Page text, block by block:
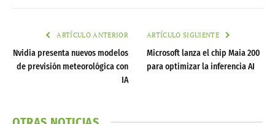
ARTÍCULO ANTERIOR
Nvidia presenta nuevos modelos
de previsión meteorológica con
IA
ARTÍCULO SIGUIENTE
Microsoft lanza el chip Maia 200
para optimizar la inferencia AI